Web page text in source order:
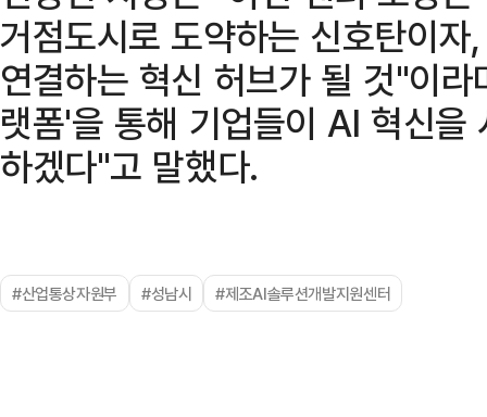
거점도시로 도약하는 신호탄이
연결하는 혁신 허브가 될 것"이
랫폼'을 통해 기업들이 AI 혁신
하겠다"고 말했다.
#산업통상자원부 #성남시 #제조AI솔루션개발지원센터